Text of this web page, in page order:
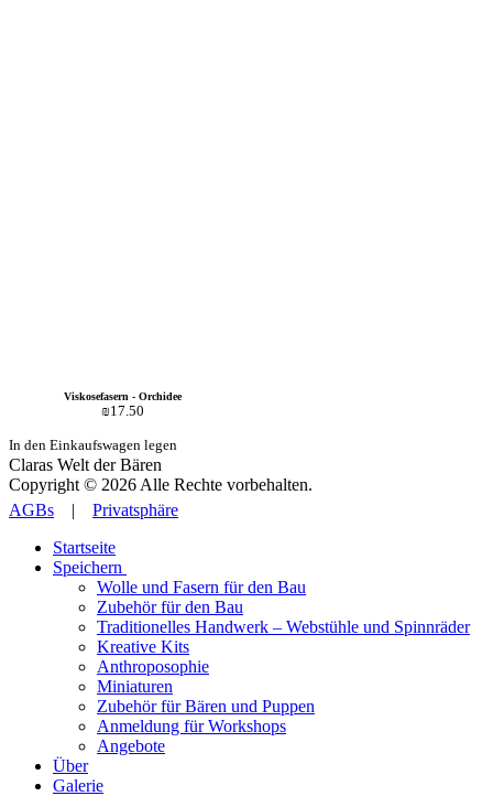
Viskosefasern - Orchidee
₪17.50
In den Einkaufswagen legen
Claras Welt der Bären
Copyright © 2026 Alle Rechte vorbehalten.
AGBs | Privatsphäre
Startseite
Speichern
Wolle und Fasern für den Bau
Zubehör für den Bau
Traditionelles Handwerk – Webstühle und Spinnräder
Kreative Kits
Anthroposophie
Miniaturen
Zubehör für Bären und Puppen
Anmeldung für Workshops
Angebote
Über
Galerie